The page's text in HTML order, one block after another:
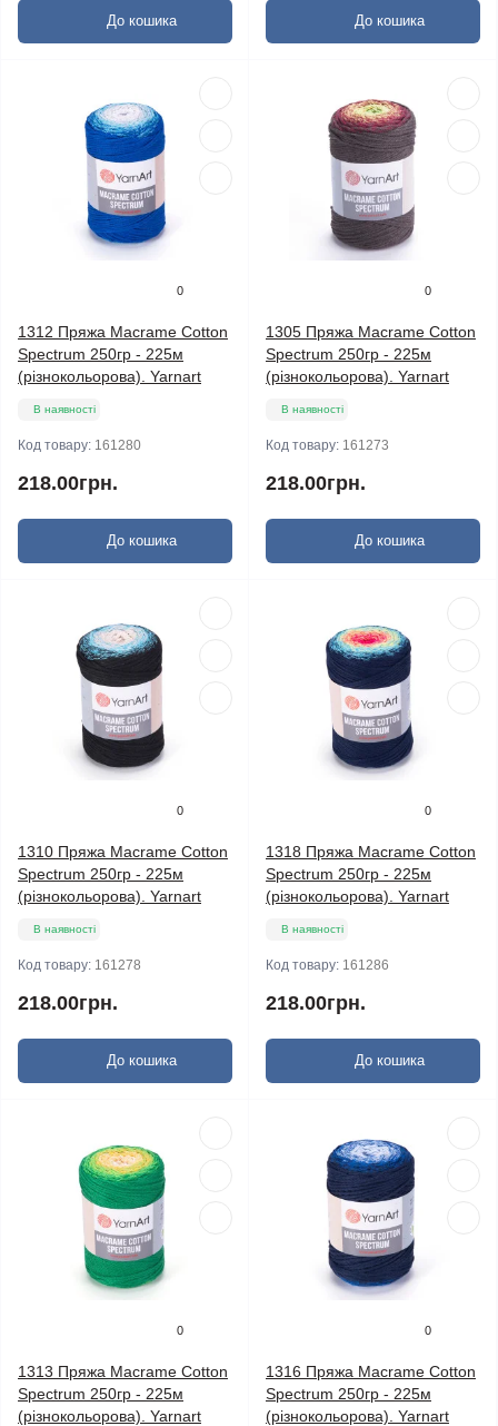
До кошика До кошика
0
1312 Пряжа Macrame Cotton
Spectrum 250гр - 225м
(різнокольорова). Yarnart
В наявності
Код товару: 161280
218.00грн.
До кошика
0
1305 Пряжа Macrame Cotton
Spectrum 250гр - 225м
(різнокольорова). Yarnart
В наявності
Код товару: 161273
218.00грн.
До кошика
0
1310 Пряжа Macrame Cotton
Spectrum 250гр - 225м
(різнокольорова). Yarnart
В наявності
Код товару: 161278
218.00грн.
До кошика
0
1318 Пряжа Macrame Cotton
Spectrum 250гр - 225м
(різнокольорова). Yarnart
В наявності
Код товару: 161286
218.00грн.
До кошика
0
1313 Пряжа Macrame Cotton
Spectrum 250гр - 225м
(різнокольорова). Yarnart
0
1316 Пряжа Macrame Cotton
Spectrum 250гр - 225м
(різнокольорова). Yarnart